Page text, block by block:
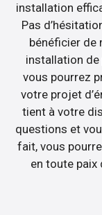
installation
Pas
bénéficier de
installation de
vous pourrez
votre projet
tient à votre
questions et
fait, vous
en toute paix